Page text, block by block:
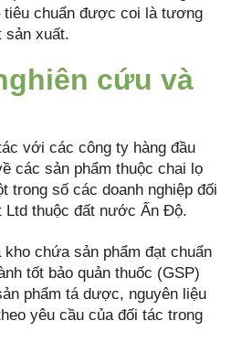
tiêu chuẩn được coi là tương
sản xuất.
cứu và
với các công ty hàng đầu
các sản phẩm thuộc chai lọ
trong số các doanh nghiệp đối
Ltd thuộc đất nước Ấn Độ.
kho chứa sản phẩm đạt chuẩn
tốt bảo quản thuốc (GSP)
phẩm tá dược, nguyên liệu
yêu cầu của đối tác trong